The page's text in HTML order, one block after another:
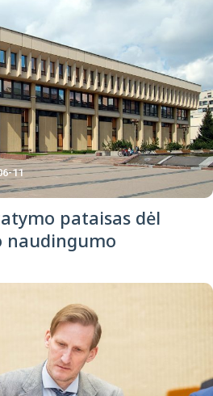
11
pataisas dėl
naudingumo